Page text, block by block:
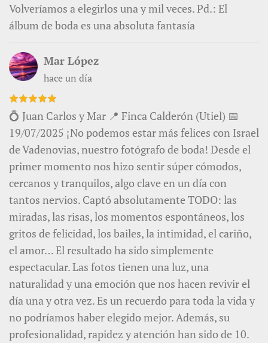
Volveríamos a elegirlos una y mil veces. Pd.: El
álbum de boda es una absoluta fantasía
Mar López
hace un día
💍 Juan Carlos y Mar 📍 Finca Calderón (Utiel) 📅
19/07/2025 ¡No podemos estar más felices con Israel
de Vadenovias, nuestro fotógrafo de boda! Desde el
primer momento nos hizo sentir súper cómodos,
cercanos y tranquilos, algo clave en un día con
tantos nervios. Captó absolutamente TODO: las
miradas, las risas, los momentos espontáneos, los
gritos de felicidad, los bailes, la intimidad, el cariño,
el amor… El resultado ha sido simplemente
espectacular. Las fotos tienen una luz, una
naturalidad y una emoción que nos hacen revivir el
día una y otra vez. Es un recuerdo para toda la vida y
no podríamos haber elegido mejor. Además, su
profesionalidad, rapidez y atención han sido de 10.